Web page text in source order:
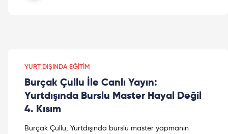
YURT DIŞINDA EĞITIM
Burçak Çullu İle Canlı Yayın:
Yurtdışında Burslu Master Hayal Değil
4. Kısım
Burçak Çullu, Yurtdışında burslu master yapmanın